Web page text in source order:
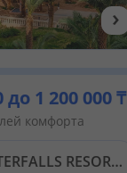
›
до 1 200 000 ₸
комфорта
SAFIR SHARM WATERFALLS RESORT (EX. HILTON WATERFALLS) 5*